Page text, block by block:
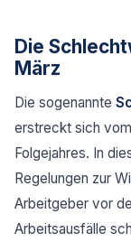
Die
März
Die sogenannte
erstreckt sich vom
Folgejahres. In
Regelungen zur
Arbeitgeber vor
Arbeitsausfälle